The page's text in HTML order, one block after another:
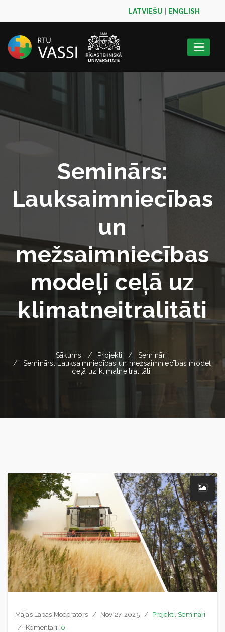
LATVIEŠU ENGLISH
Seminārs:
Lauksaimniecības
un
mežsaimniecības
modeļi ceļā uz
klimatneitralitāti
Sākums Projekti
Semināri
Seminārs: Lauksaimniecības un mežsaimniecības modeļi
ceļā uz klimatneitralitāti
Mājas Lapas Moderators Nov 27, 2025 Projekti Semināri
Komentāri: 0